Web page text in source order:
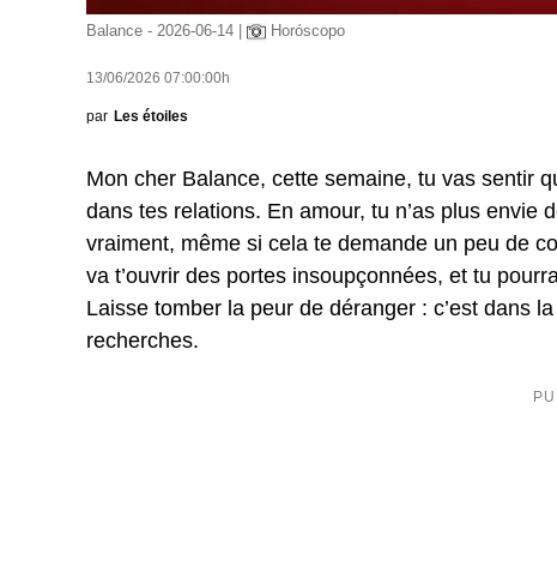
Balance - 2026-06-14 | Horóscopo
13/06/2026 07:00:00h
par Les étoiles
Mon cher Balance, cette semaine, tu vas sentir
dans tes relations. En amour, tu n’as plus
vraiment, même si cela te demande un peu de
va t’ouvrir des portes insoupçonnées, et tu
Laisse tomber la peur de déranger : c’est dans
recherches.